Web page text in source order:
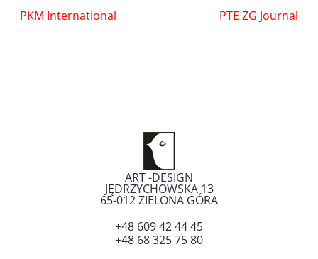
Nawigacja
PKM International PTE ZG Journal
ART -DESIGN
JĘDRZYCHOWSKA 13
65-012ZIELONA GÓRA
+48 609 42 44 45
+48 68 325 75 80